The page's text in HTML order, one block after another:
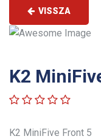
VISSZA
K2
K2 MiniFive Front 5